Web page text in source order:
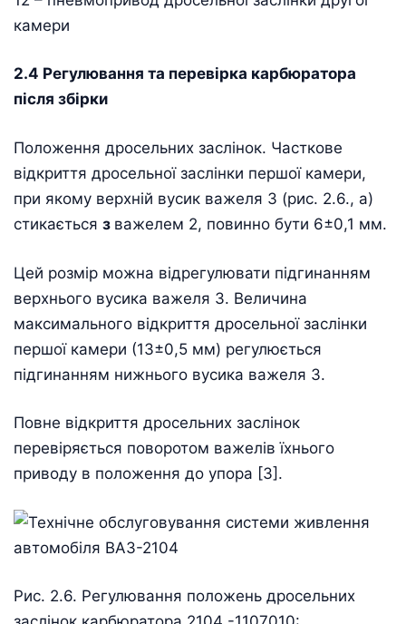
камери
2.4 Регулювання та перевірка карбюратора
після збірки
Положення дросельних заслінок. Часткове
відкриття дросельної заслінки першої камери,
при якому верхній вусик важеля 3 (рис. 2.6., а)
стикається з важелем 2, повинно бути 6±0,1 мм.
Цей розмір можна відрегулювати підгинанням
верхнього вусика важеля 3. Величина
максимального відкриття дросельної заслінки
першої камери (13±0,5 мм) регулюється
підгинанням нижнього вусика важеля 3.
Повне відкриття дросельних заслінок
перевіряється поворотом важелів їхнього
приводу в положення до упора [3].
Рис. 2.6. Регулювання положень дросельних